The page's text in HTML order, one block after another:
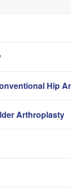
Hip
Arthroplasty